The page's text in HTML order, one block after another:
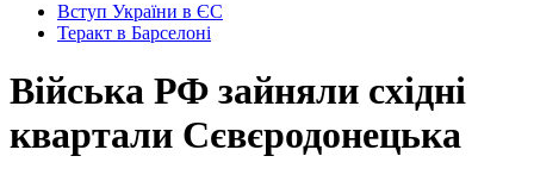
Вступ України в ЄС
Теракт в Барселоні
Війська РФ зайняли східні
квартали Сєвєродонецька